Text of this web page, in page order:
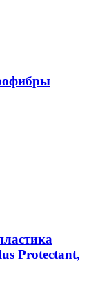
Protectant,